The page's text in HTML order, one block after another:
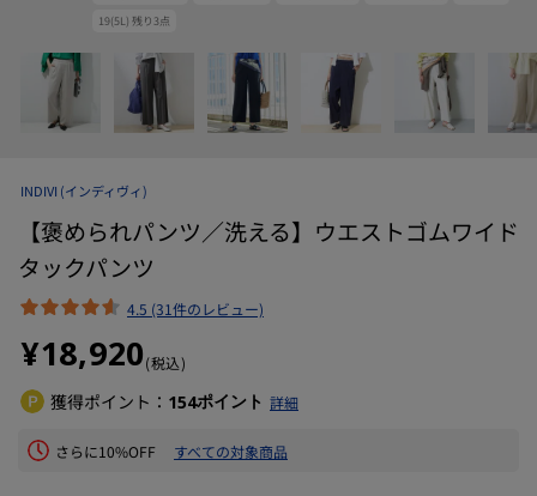
19(5L) 残り 3点
INDIVI (インディヴィ)
【褒められパンツ／洗える】ウエストゴムワイド
タックパンツ
4.5 (31件のレビュー)
¥18,920(税込)
獲得ポイント： 154ポイント 詳細
さらに10%OFF すべての対象商品